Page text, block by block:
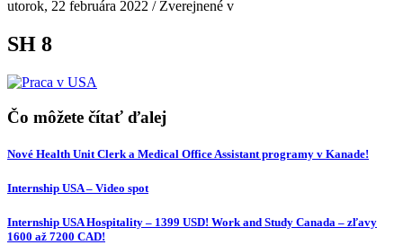
utorok, 22 februára 2022 / Zverejnené v
SH 8
Čo môžete čítať ďalej
Nové Health Unit Clerk a Medical Office Assistant programy v Kanade!
Internship USA – Video spot
Internship USA Hospitality – 1399 USD! Work and Study Canada – zľavy
1600 až 7200 CAD!